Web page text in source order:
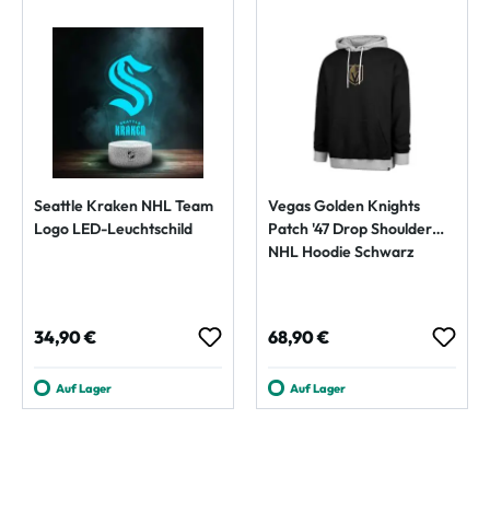
Seattle Kraken NHL Team
Logo LED-Leuchtschild
Regulärer Preis:
34,90 €
Auf Lager
Vegas Golden Knights
Patch '47 Drop Shoulder
NHL Hoodie Schwarz
Regulärer Preis:
68,90 €
Auf Lager